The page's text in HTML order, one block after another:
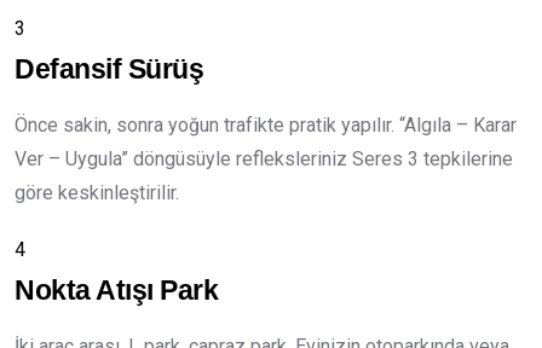
3
Defansif Sürüş
Önce sakin, sonra yoğun trafikte pratik yapılır. “Algıla – Karar
Ver – Uygula” döngüsüyle refleksleriniz Seres 3 tepkilerine
göre keskinleştirilir.
4
Nokta Atışı Park